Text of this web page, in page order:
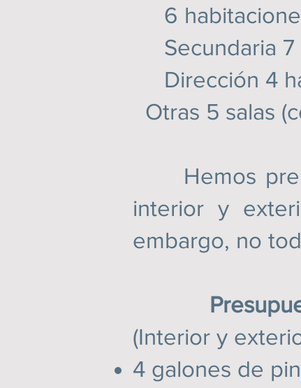
6
Secundaria 7
Dirección 4
Otras 5 salas
Hemos
interior y
embargo, no
(Interior y
4 galones de